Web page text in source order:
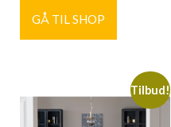
GÅ TIL SHOP
Tilbud!